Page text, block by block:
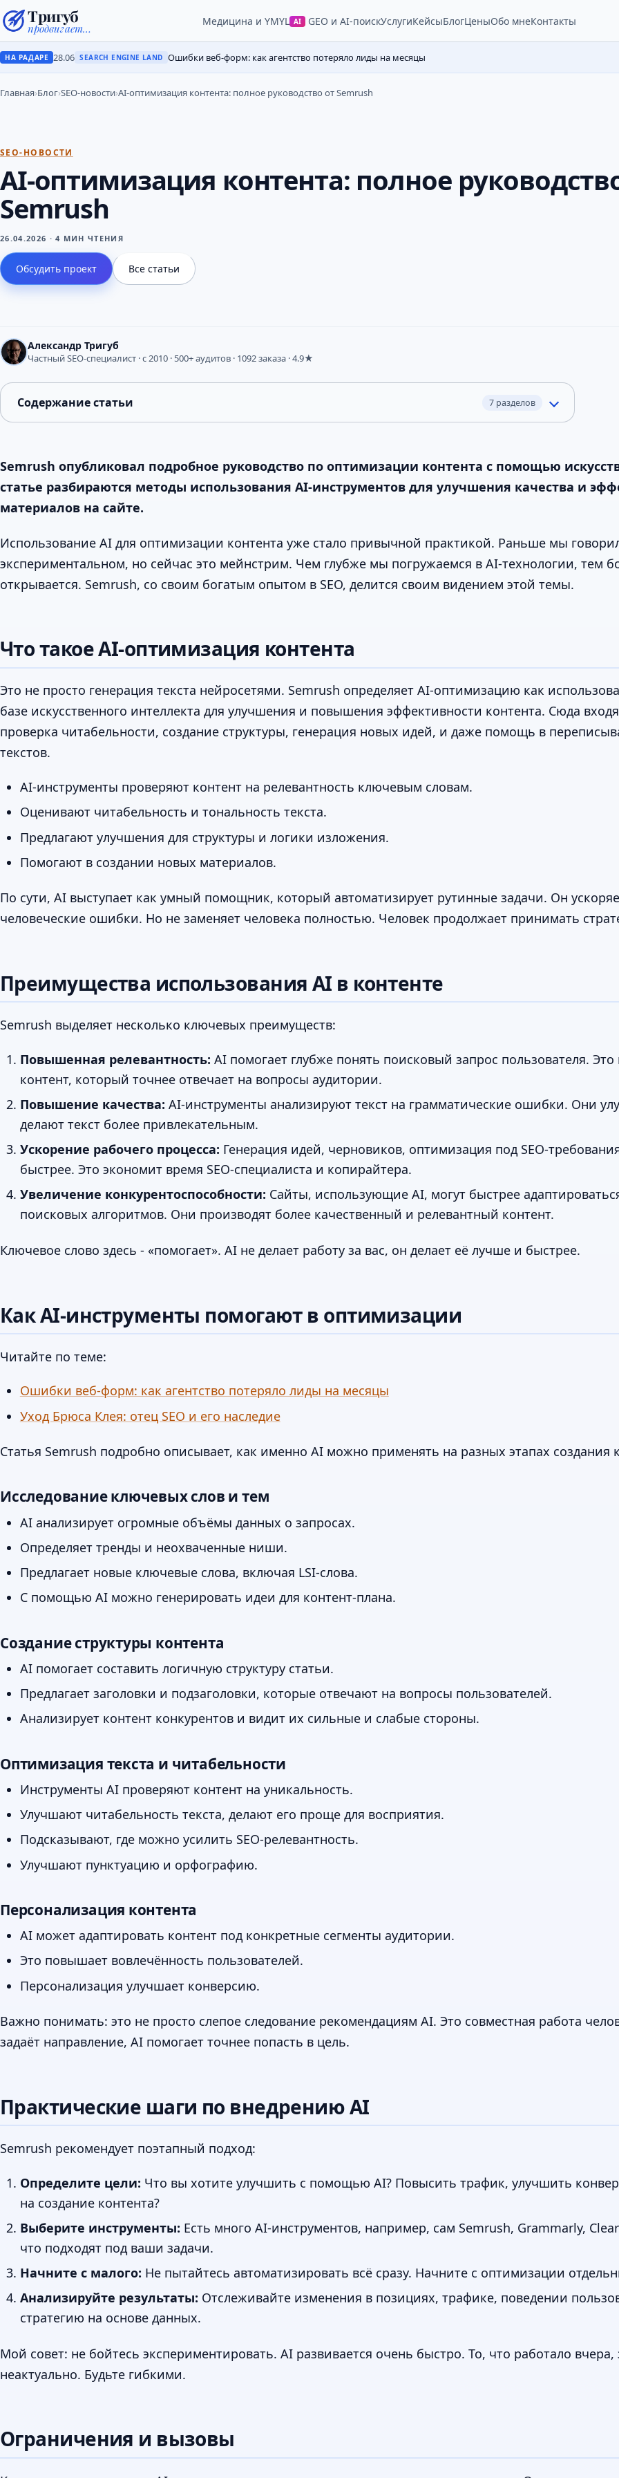
Тригуб
продвигает…
Медицина и YMYL AI GEO и AI-поискУслугиКейсыБлогЦеныОбо мнеКонтакты
НА РАДАРЕ 28.06 SEARCH ENGINE LAND Ошибки веб-форм: как агентство потеряло лиды на месяцы
Главная›Блог›SEO-новости›AI-оптимизация контента: полное руководство от Semrush
SEO-НОВОСТИ
AI-оптимизация контента: полное
Semrush
26.04.2026 · 4 МИН ЧТЕНИЯ
Обсудить проект Все статьи
Александр Тригуб
Частный SEO-специалист · с 2010 · 500+ аудитов · 1092 заказа · 4.9★
Содержание статьи 7 разделов
Semrush опубликовал подробное руководство по оптимизации контента с помощью
статье разбираются методы использования AI-инструментов для улучшения качества и
материалов на сайте.
Использование AI для оптимизации контента уже стало привычной практикой. Раньше мы
экспериментальном, но сейчас это мейнстрим. Чем глубже мы погружаемся в AI-технологии, тем
открывается. Semrush, со своим богатым опытом в SEO, делится своим видением этой темы.
Что такое AI-оптимизация контента
Это не просто генерация текста нейросетями. Semrush определяет AI-оптимизацию как
базе искусственного интеллекта для улучшения и повышения эффективности контента. Сюда
проверка читабельности, создание структуры, генерация новых идей, и даже помощь в
текстов.
AI-инструменты проверяют контент на релевантность ключевым словам.
Оценивают читабельность и тональность текста.
Предлагают улучшения для структуры и логики изложения.
Помогают в создании новых материалов.
По сути, AI выступает как умный помощник, который автоматизирует рутинные задачи. Он
человеческие ошибки. Но не заменяет человека полностью. Человек продолжает принимать
Преимущества использования AI в контенте
Semrush выделяет несколько ключевых преимуществ:
Повышенная релевантность: AI помогает глубже понять поисковый запрос пользователя. Это
контент, который точнее отвечает на вопросы аудитории.
Повышение качества: AI-инструменты анализируют текст на грамматические ошибки. Они
делают текст более привлекательным.
Ускорение рабочего процесса: Генерация идей, черновиков, оптимизация под SEO-
быстрее. Это экономит время SEO-специалиста и копирайтера.
Увеличение конкурентоспособности: Сайты, использующие AI, могут быстрее
поисковых алгоритмов. Они производят более качественный и релевантный контент.
Ключевое слово здесь - «помогает». AI не делает работу за вас, он делает её лучше и быстрее.
Как AI-инструменты помогают в оптимизации
Читайте по теме:
Ошибки веб-форм: как агентство потеряло лиды на месяцы
Уход Брюса Клея: отец SEO и его наследие
Статья Semrush подробно описывает, как именно AI можно применять на разных этапах создания
Исследование ключевых слов и тем
AI анализирует огромные объёмы данных о запросах.
Определяет тренды и неохваченные ниши.
Предлагает новые ключевые слова, включая LSI-слова.
С помощью AI можно генерировать идеи для контент-плана.
Создание структуры контента
AI помогает составить логичную структуру статьи.
Предлагает заголовки и подзаголовки, которые отвечают на вопросы пользователей.
Анализирует контент конкурентов и видит их сильные и слабые стороны.
Оптимизация текста и читабельности
Инструменты AI проверяют контент на уникальность.
Улучшают читабельность текста, делают его проще для восприятия.
Подсказывают, где можно усилить SEO-релевантность.
Улучшают пунктуацию и орфографию.
Персонализация контента
AI может адаптировать контент под конкретные сегменты аудитории.
Это повышает вовлечённость пользователей.
Персонализация улучшает конверсию.
Важно понимать: это не просто слепое следование рекомендациям AI. Это совместная работа
задаёт направление, AI помогает точнее попасть в цель.
Практические шаги по внедрению AI
Semrush рекомендует поэтапный подход:
Определите цели: Что вы хотите улучшить с помощью AI? Повысить трафик, улучшить
на создание контента?
Выберите инструменты: Есть много AI-инструментов, например, сам Semrush, Grammarly,
что подходят под ваши задачи.
Начните с малого: Не пытайтесь автоматизировать всё сразу. Начните с оптимизации
Анализируйте результаты: Отслеживайте изменения в позициях, трафике, поведении
стратегию на основе данных.
Мой совет: не бойтесь экспериментировать. AI развивается очень быстро. То, что работало
неактуально. Будьте гибкими.
Ограничения и вызовы